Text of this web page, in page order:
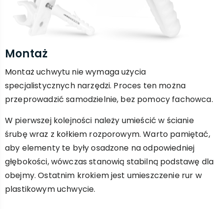
Montaż
Montaż uchwytu nie wymaga użycia
specjalistycznych narzędzi. Proces ten można
przeprowadzić samodzielnie, bez pomocy fachowca.
W pierwszej kolejności należy umieścić w ścianie
śrubę wraz z kołkiem rozporowym. Warto pamiętać,
aby elementy te były osadzone na odpowiedniej
głębokości, wówczas stanowią stabilną podstawę dla
obejmy. Ostatnim krokiem jest umieszczenie rur w
plastikowym uchwycie.